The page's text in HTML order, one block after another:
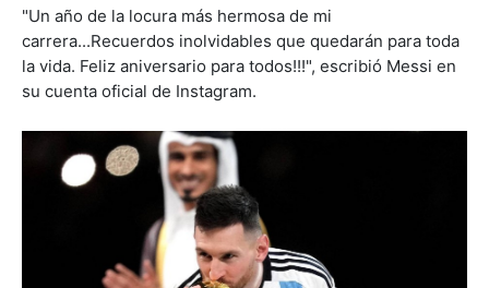
"Un año de la locura más hermosa de mi
carrera...Recuerdos inolvidables que quedarán para toda
la vida. Feliz aniversario para todos!!!", escribió Messi en
su cuenta oficial de Instagram.